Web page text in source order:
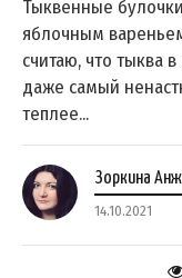
Тыквенные
яблочным
считаю, что тыква
даже самый
теплее...
Зоркина
14.10.2021